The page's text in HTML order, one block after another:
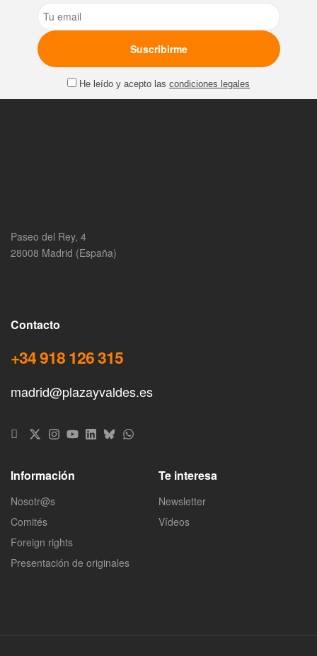
Email
He leído y acepto las condiciones legales
Paseo del Rey, 4
28008 Madrid (España)
Contacto
+34 918 126 315
madrid@plazayvaldes.es
Información
Nosotr@s
Comités
Foreign rights
Presentación de originales
Te interesa
Newsletter
Vídeos